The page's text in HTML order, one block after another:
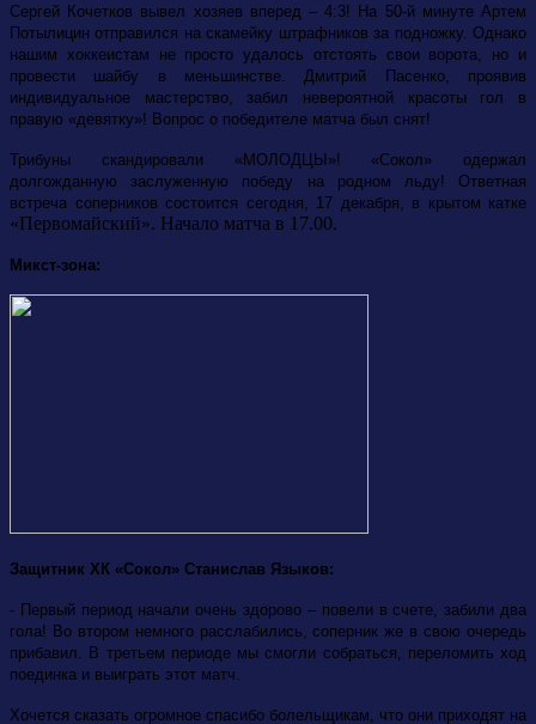
Сергей Кочетков вывел хозяев вперед – 4:3! На 50-й минуте Артем
Потылицин отправился на скамейку штрафников за подножку. Однако
нашим хоккеистам не просто удалось отстоять свои ворота, но и
провести шайбу в меньшинстве. Дмитрий Пасенко, проявив
индивидуальное мастерство, забил невероятной красоты гол в
правую «девятку»! Вопрос о победителе матча был снят!
Трибуны скандировали «МОЛОДЦЫ»! «Сокол» одержал
долгожданную заслуженную победу на родном льду! Ответная
встреча соперников состоится сегодня, 17 декабря, в крытом катке
«Первомайский». Начало матча в 17.00.
Микст-зона:
Защитник ХК «Сокол» Станислав Языков:
- Первый период начали очень здорово – повели в счете, забили два
гола! Во втором немного расслабились, соперник же в свою очередь
прибавил. В третьем периоде мы смогли собраться, переломить ход
поединка и выиграть этот матч.
Хочется сказать огромное спасибо болельщикам, что они приходят на